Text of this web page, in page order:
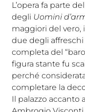
L’opera fa parte
degli Uomini
maggiori del vero,
due degli affreschi
completa del
figura stante fu
perché
completare la
Il palazzo accanto